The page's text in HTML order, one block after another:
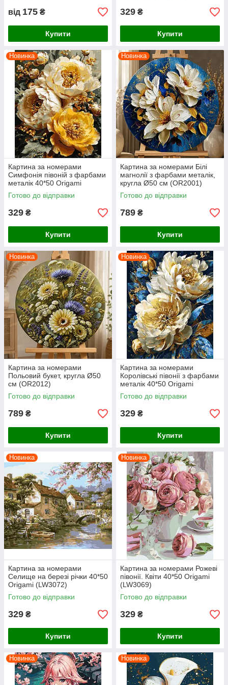
покупця.
Намальовані картини можна подивитися на сайті
Картини за номерамиkramnicya.com.uaв нашій
Фотогалереї.
Живопис за номерами
— це процес створення
власного шедевра, який подарує Вам незабутню
приємну насолоду і масу позитивних емоцій!
від 175 ₴
Купити
329 ₴
Купити
Новинка
Картина за номерами
Симфонія півоній з фарбами
металік 40*50 Origami
(LW3154-01)
Готово до відправки
329 ₴
Купити
Новинка
Картина за номерами Білі
магнолії з фарбами металік,
кругла Ø50 см (OR2001)
Готово до відправки
789 ₴
Купити
Новинка
Картина за номерами
Польовий букет, кругла Ø50
см (OR2012)
Готово до відправки
789 ₴
Купити
Новинка
Картина за номерами
Королівські півонії з фарбами
металік 40*50 Origami
(LW31470-01)
Готово до відправки
329 ₴
Купити
Новинка
Картина за номерами
Селище на березі річки 40*50
Origami (LW3072)
Готово до відправки
329 ₴
Купити
Новинка
Картина за номерами Рожеві
півонії. Квіти 40*50 Origami
(LW3069)
Готово до відправки
329 ₴
Купити
Новинка Новинка